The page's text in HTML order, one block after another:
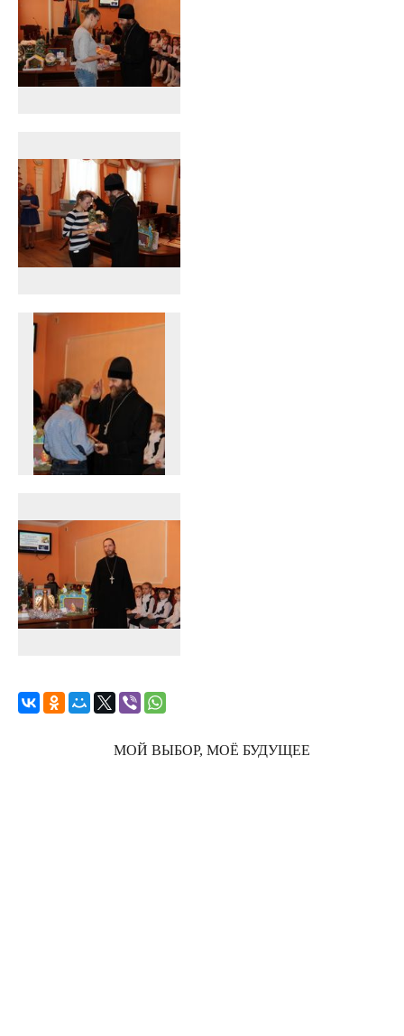
МОЙ ВЫБОР, МОЁ БУДУЩЕЕ